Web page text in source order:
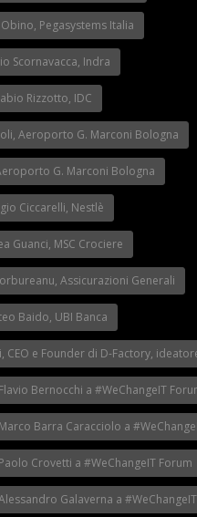
Pegasystems Italia
Scornavacca, Indra
Rizzotto, IDC
Aeroporto G. Marconi Bologna
G. Marconi Bologna
Ciccarelli, Nestlè
Guanci, MSC Crociere
Assicurazioni Generali
Baido, UBI Banca
CEO e Founder di D-Factory,
Bernocchi a #WeChangeIT
Barra Caracciolo a
Crovetti a #WeChangeIT Forum
Galaverna a